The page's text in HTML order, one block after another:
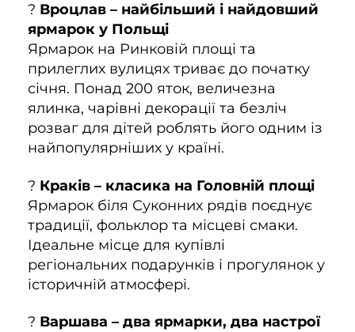
? Вроцлав – найбільший і найдовший
ярмарок у Польщі
Ярмарок на Ринковій площі та
прилеглих вулицях триває до початку
січня. Понад 200 яток, величезна
ялинка, чарівні декорації та безліч
розваг для дітей роблять його одним із
найпопулярніших у країні.
? Краків – класика на Головній площі
Ярмарок біля Суконних рядів поєднує
традиції, фольклор та місцеві смаки.
Ідеальне місце для купівлі
регіональних подарунків і прогулянок у
історичній атмосфері.
? Варшава – два ярмарки, два настрої